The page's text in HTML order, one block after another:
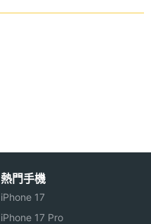
熱門手機
iPhone 17
iPhone 17 Pro